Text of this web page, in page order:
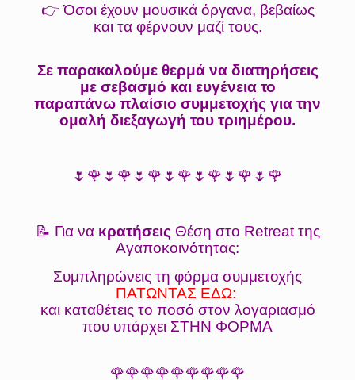
👉 Όσοι έχουν μουσικά όργανα, βεβαίως
και τα φέρνουν μαζί τους.
Σε παρακαλούμε θερμά να διατηρήσεις
με σεβασμό και ευγένεια το
παραπάνω πλαίσιο συμμετοχής για την
ομαλή διεξαγωγή του τριημέρου.
🌷🌹🌷🌹🌷🌹🌷🌹🌷🌹🌷🌹🌷🌹
📝 Για να κρατήσεις Θέση στο Retreat της
Αγαποκοινότητας:
Συμπληρώνεις τη φόρμα συμμετοχής
ΠΑΤΩΝΤΑΣ ΕΔΩ:
και καταθέτεις το ποσό στον λογαριασμό
που υπάρχει ΣΤΗΝ ΦΟΡΜΑ
🌹🌹🌹🌹🌹🌹🌹🌹🌹